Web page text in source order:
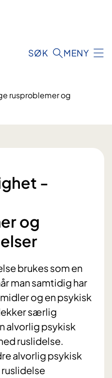
SØK MENY
rusproblemer og
-
og
brukes som en
man samtidig har
og en psykisk
særlig
alvorlig psykisk
ruslidelse.
alvorlig psykisk